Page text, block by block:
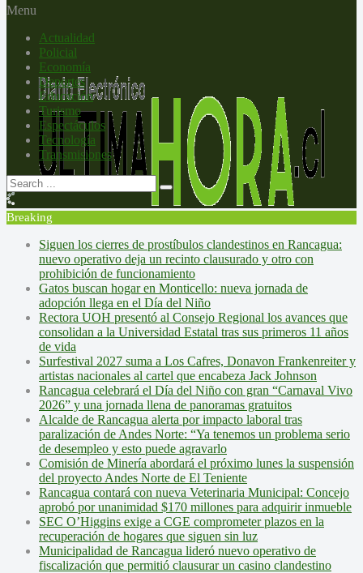
Menu
Actualidad
Policial
Economía
Deportes
Educación
Turismo
Espectáculos
Tecnología
Transmisiones
Breaking
Siguen los cierres de prostíbulos clandestinos en Rancagua:
nuevo operativo deja un recinto clausurado y otro con
prohibición de funcionamiento
Gatos buscan hogar en Monticello: nueva jornada de
adopción llega en el Día del Niño
Rectora UOH presentó al Consejo Regional los avances que
consolidan a la Universidad Estatal tras sus primeros 11 años
de vida
Surfestival 2027 suma a Los Cafres, Donavon Frankenreiter y
artistas nacionales al cartel que encabeza Jack Johnson
Rancagua celebrará el Día del Niño con gran “Carnaval Vivo
2026” y una jornada llena de panoramas gratuitos
Alcalde de Rancagua alerta por impacto laboral tras
paralización de Andes Norte: “Ya tenemos un problema serio
de desempleo y esto puede agravarlo
Comisión de Minería abordará el próximo lunes la suspensión
del proyecto Andes Norte de El Teniente
Rancagua contará con nueva Veterinaria Municipal: Concejo
aprobó por unanimidad $170 millones para adquirir inmueble
SEC O’Higgins exige a CGE comprometer plazos en la
recuperación de hogares que siguen sin luz
Municipalidad de Rancagua lideró nuevo operativo de
fiscalización que permitió clausurar un casino clandestino